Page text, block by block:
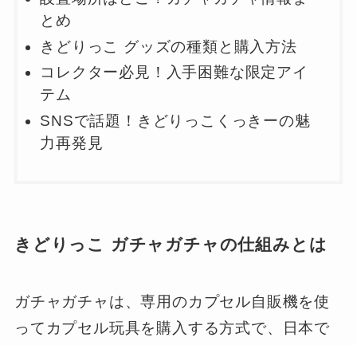
とめ
きどりっこ グッズの種類と購入方法
コレクター必見！入手困難な限定アイ
テム
SNSで話題！きどりっこくっきーの魅
力再発見
きどりっこ ガチャガチャの仕組みとは
ガチャガチャは、専用のカプセル自販機を使
ってカプセル玩具を購入する方式で、日本で